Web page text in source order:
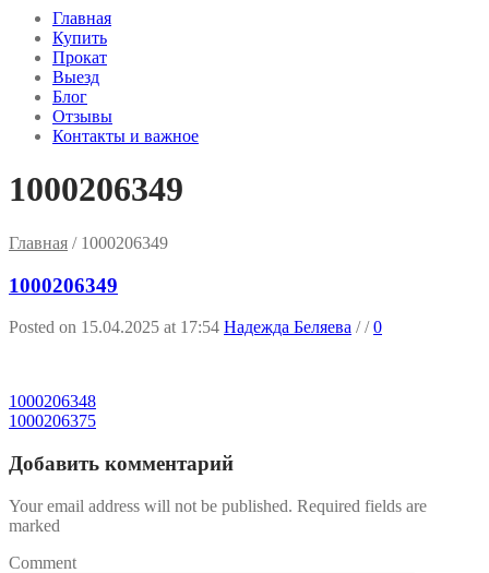
Главная
Купить
Прокат
Выезд
Блог
Отзывы
Контакты и важное
1000206349
Главная / 1000206349
1000206349
Posted on 15.04.2025 at 17:54 Надежда Беляева //0
1000206348
1000206375
Добавить комментарий
Your email address will not be published. Required fields are
marked
Comment